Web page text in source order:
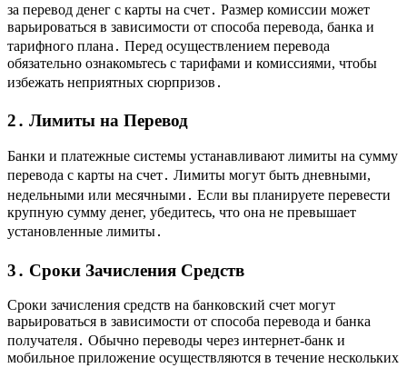
за перевод денег с карты на счет․ Размер комиссии может
варьироваться в зависимости от способа перевода, банка и
тарифного плана․ Перед осуществлением перевода
обязательно ознакомьтесь с тарифами и комиссиями, чтобы
избежать неприятных сюрпризов․
2․ Лимиты на Перевод
Банки и платежные системы устанавливают лимиты на сумму
перевода с карты на счет․ Лимиты могут быть дневными,
недельными или месячными․ Если вы планируете перевести
крупную сумму денег, убедитесь, что она не превышает
установленные лимиты․
3․ Сроки Зачисления Средств
Сроки зачисления средств на банковский счет могут
варьироваться в зависимости от способа перевода и банка
получателя․ Обычно переводы через интернет-банк и
мобильное приложение осуществляются в течение нескольких